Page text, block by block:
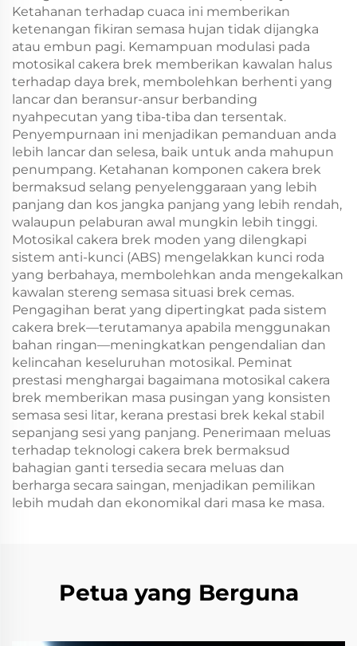
Ketahanan terhadap cuaca ini memberikan
ketenangan fikiran semasa hujan tidak dijangka
atau embun pagi. Kemampuan modulasi pada
motosikal cakera brek memberikan kawalan halus
terhadap daya brek, membolehkan berhenti yang
lancar dan beransur-ansur berbanding
nyahpecutan yang tiba-tiba dan tersentak.
Penyempurnaan ini menjadikan pemanduan anda
lebih lancar dan selesa, baik untuk anda mahupun
penumpang. Ketahanan komponen cakera brek
bermaksud selang penyelenggaraan yang lebih
panjang dan kos jangka panjang yang lebih rendah,
walaupun pelaburan awal mungkin lebih tinggi.
Motosikal cakera brek moden yang dilengkapi
sistem anti-kunci (ABS) mengelakkan kunci roda
yang berbahaya, membolehkan anda mengekalkan
kawalan stereng semasa situasi brek cemas.
Pengagihan berat yang dipertingkat pada sistem
cakera brek—terutamanya apabila menggunakan
bahan ringan—meningkatkan pengendalian dan
kelincahan keseluruhan motosikal. Peminat
prestasi menghargai bagaimana motosikal cakera
brek memberikan masa pusingan yang konsisten
semasa sesi litar, kerana prestasi brek kekal stabil
sepanjang sesi yang panjang. Penerimaan meluas
terhadap teknologi cakera brek bermaksud
bahagian ganti tersedia secara meluas dan
berharga secara saingan, menjadikan pemilikan
lebih mudah dan ekonomikal dari masa ke masa.
Petua yang Berguna